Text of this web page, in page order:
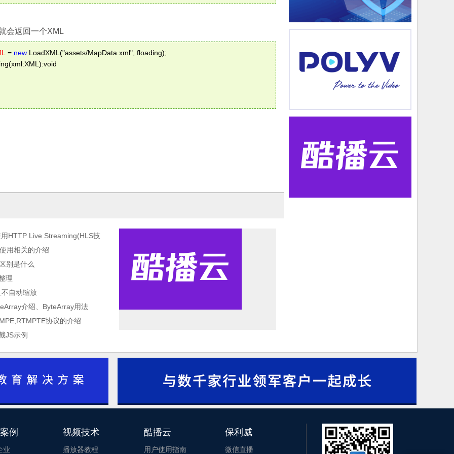
会返回一个XML
= new LoadXML("assets/MapData.xml", floading);
HTTP Live Streaming(HLS技
用相关的介绍
别是什么
理
自动缩放
介绍、ByteArray用法
协议的介绍
JS示例
酷播云_酷播云
例
业
视频技术
播放器教程
酷播云
用户使用指南
保利威
微信直播